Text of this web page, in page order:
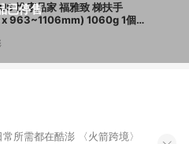
已停售
悅康品家 福雅致 梯扶手
963~1106mm) 1060g 1個
所需都在酷澎 〈火箭跨境〉